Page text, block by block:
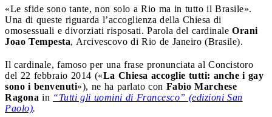
«Le sfide sono tante, non solo a Rio ma in tutto il Brasile».
Una di queste riguarda l’accoglienza della Chiesa di
omosessuali e divorziati risposati. Parola del cardinale Orani
Joao Tempesta, Arcivescovo di Rio de Janeiro (Brasile).
Il cardinale, famoso per una frase pronunciata al Concistoro
del 22 febbraio 2014 («La Chiesa accoglie tutti: anche i gay
sono i benvenuti»), ne ha parlato con Fabio Marchese
Ragona in “Tutti gli uomini di Francesco” (edizioni San
Paolo).